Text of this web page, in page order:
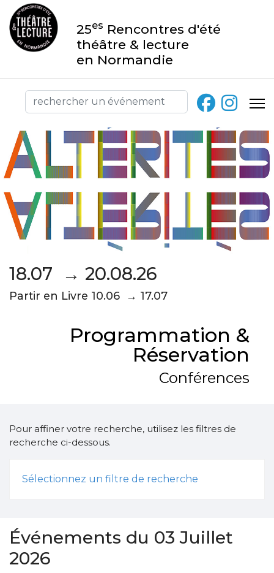
25es Rencontres d'été
théâtre & lecture
en Normandie
18.07 → 20.08.26
Partir en Livre 10.06 → 17.07
Programmation &
Réservation
Conférences
Pour affiner votre recherche, utilisez les filtres de
recherche ci-dessous.
Sélectionnez un filtre de recherche
Événements du 03 Juillet
2026